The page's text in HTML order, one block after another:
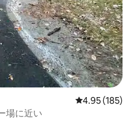
レビュー185
4.95 (185)
場に近い